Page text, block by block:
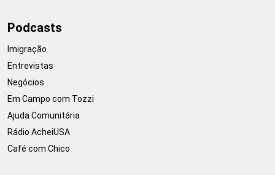
Podcasts
Imigração
Entrevistas
Negócios
Em Campo com Tozzi
Ajuda Comunitária
Rádio AcheiUSA
Café com Chico